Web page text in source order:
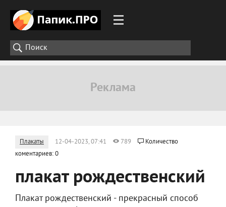
Плакаты 12-04-2023, 07:41 789
Количество
коментариев: 0
плакат рождественский
Плакат рождественский - прекрасный способ